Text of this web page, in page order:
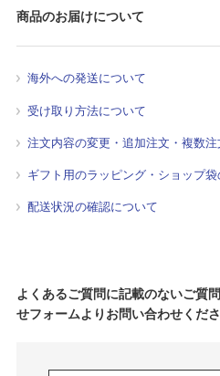
商品のお届けについて
海外への発送について
受け取り方法について
注文内容の変更・追加注文・複数
ギフト用のラッピング・ショップ
配送状況の確認について
よくあるご質問に記載のないご質
せフォームよりお問い合わせくださ